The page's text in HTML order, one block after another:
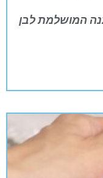
המתנה המושלמת לבן